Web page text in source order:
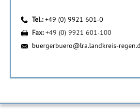
Tel.:+49 (0) 9921 601-0
Fax:+49 (0) 9921 601-100
buergerbuero@lra.landkreis-